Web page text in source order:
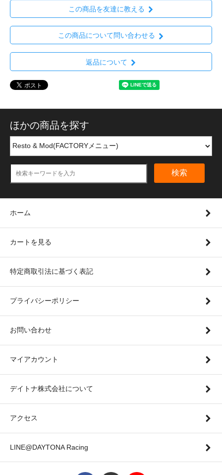
この商品を友達に教える
この商品について問い合わせる
返品について
ほかの商品を探す
検索
ホーム
カートを見る
特定商取引法に基づく表記
プライバシーポリシー
お問い合わせ
マイアカウント
デイトナ株式会社について
アクセス
LINE@DAYTONA Racing